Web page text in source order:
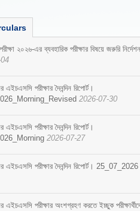
২০২৬-এর ব্যবহারিক পরীক্ষার বিষয়ে জরুরি
পরীক্ষার দৈনন্দিন রিপোর্ট।
2026-07-30
পরীক্ষার দৈনন্দিন রিপোর্ট।
2026-07-27
এইচএসসি পরীক্ষার দৈনন্দিন রিপোর্ট। 25_07_2026
এইচএসসি পরীক্ষার অংশগ্রহণ করতে ইচ্ছুক